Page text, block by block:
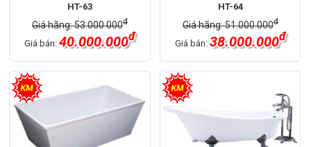
HT-63
Giá hãng: 53.000.000đ
Giá bán:40.000.000đ
HT-64
Giá hãng: 51.000.000đ
Giá bán: 38.000.000đ